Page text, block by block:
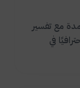
مع تفسير
في